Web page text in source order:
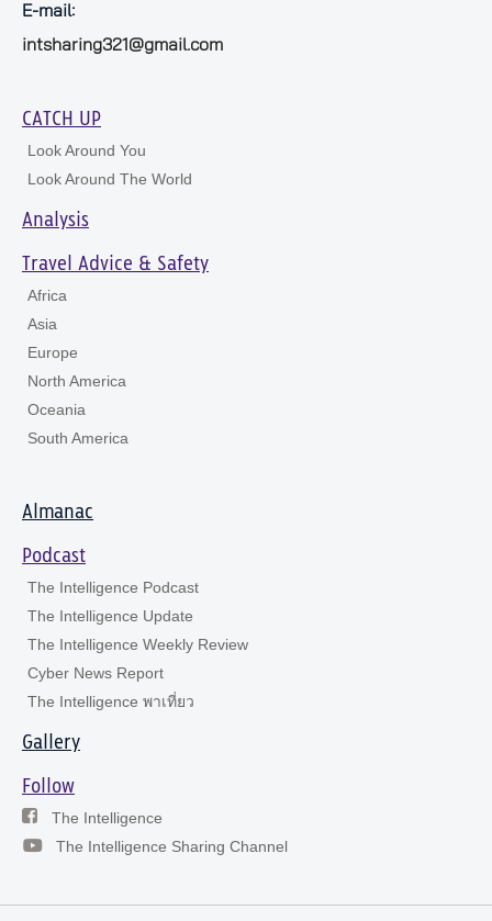
E-mail:
intsharing321@gmail.com
CATCH UP
Look Around You
Look Around The World
Analysis
Travel Advice & Safety
Africa
Asia
Europe
North America
Oceania
South America
Almanac
Podcast
The Intelligence Podcast
The Intelligence Update
The Intelligence Weekly Review
Cyber News Report
The Intelligence พาเที่ยว
Gallery
Follow
The Intelligence
The Intelligence Sharing Channel